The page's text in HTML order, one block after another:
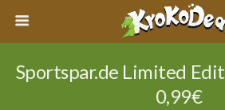
Sportspar.de Limited
0,99€